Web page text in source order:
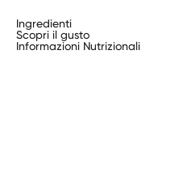
Ingredienti
Scopri il gusto
Informazioni Nutrizionali